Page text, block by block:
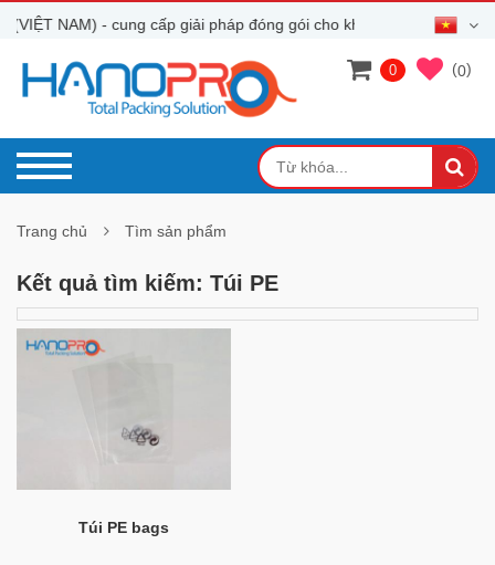
(VIỆT NAM) - cung cấp giải pháp đóng gói cho khách hàng
0 (0)
Trang chủ Tìm sản phẩm
Kết quả tìm kiếm: Túi PE
Túi PE bags